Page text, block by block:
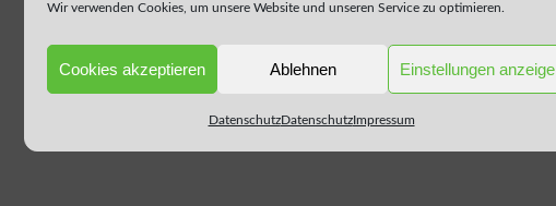
Wir verwenden Cookies, um unsere Website und unseren Service zu optimieren.
Cookies akzeptieren Ablehnen Einstellungen
DatenschutzDatenschutzImpressum